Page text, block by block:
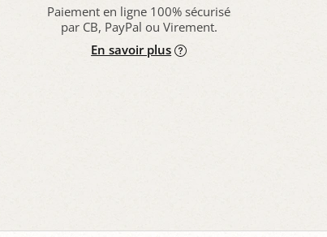
Paiement en ligne 100% sécurisé
par CB, PayPal ou Virement.
En savoir plus